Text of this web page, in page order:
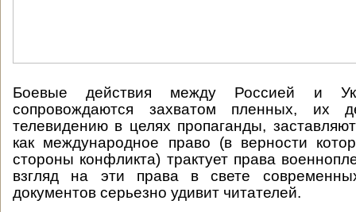
Боевые действия между Россией и
сопровождаются захватом пленных, их
телевидению в целях пропаганды,
как международное право (в верности
стороны конфликта) трактует права
взгляд на эти права в свете
документов серьезно удивит читателей.